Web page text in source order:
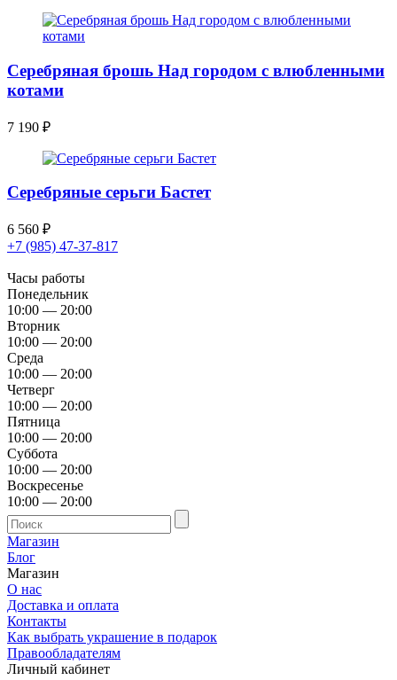
Серебряная брошь Над городом с влюбленными
котами
7 190 ₽
Серебряные серьги Бастет
6 560 ₽
+7 (985) 47-37-817
Часы работы
Понедельник
10:00 — 20:00
Вторник
10:00 — 20:00
Среда
10:00 — 20:00
Четверг
10:00 — 20:00
Пятница
10:00 — 20:00
Суббота
10:00 — 20:00
Воскресенье
10:00 — 20:00
Магазин
Блог
Магазин
О нас
Доставка и оплата
Контакты
Как выбрать украшение в подарок
Правообладателям
Личный кабинет